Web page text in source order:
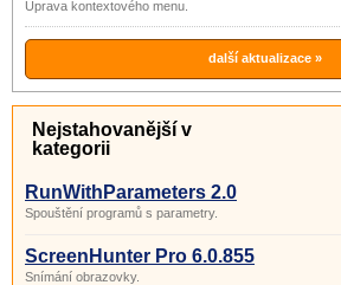
Úprava kontextového menu.
další aktualizace »
Nejstahovanější v
kategorii
RunWithParameters 2.0
Spouštění programů s parametry.
ScreenHunter Pro 6.0.855
Snímání obrazovky.